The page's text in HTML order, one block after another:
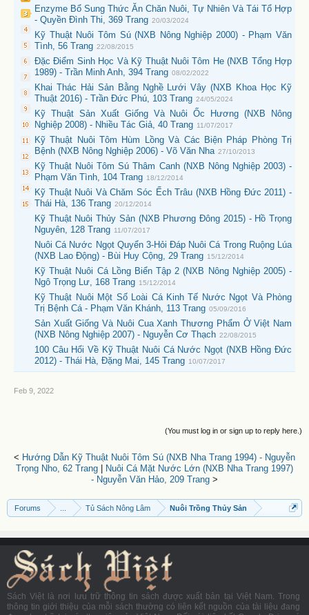
Enzyme Bổ Sung Thức Ăn Chăn Nuôi, Tự Nhiên Và Tái Tổ Hợp
- Quyền Đình Thi, 369 Trang 20/03/2024
Kỹ Thuật Nuôi Tôm Sú (NXB Nông Nghiệp 2000) - Phạm Văn
Tình, 56 Trang 22/08/2015
Đặc Điểm Sinh Học Và Kỹ Thuật Nuôi Tôm He (NXB Tổng Hợp
1989) - Trần Minh Anh, 394 Trang 08/02/2022
Khai Thác Hải Sản Bằng Nghề Lưới Vây (NXB Khoa Học Kỹ
Thuật 2016) - Trần Đức Phú, 103 Trang 24/05/2024
Kỹ Thuật Sản Xuất Giống Và Nuôi Ốc Hương (NXB Nông
Nghiệp 2008) - Nhiều Tác Giả, 40 Trang 11/07/2017
Kỹ Thuật Nuôi Tôm Hùm Lồng Và Các Biện Pháp Phòng Trị
Bệnh (NXB Nông Nghiệp 2006) - Võ Văn Nha 27/10/2013
Kỹ Thuật Nuôi Tôm Sú Thâm Canh (NXB Nông Nghiệp 2003) -
Phạm Văn Tình, 104 Trang 18/12/2014
Kỹ Thuật Nuôi Và Chăm Sóc Ếch Trâu (NXB Hồng Đức 2011) -
Thái Hà, 136 Trang 20/12/2014
Kỹ Thuật Nuôi Thủy Sản (NXB Phương Đông 2015) - Hồ Trọng
Nguyên, 128 Trang 11/07/2017
Nuôi Cá Nước Ngọt Quyển 3-Hỏi Đáp Nuôi Cá Trong Ruộng Lúa
(NXB Lao Động) - Bùi Huy Cộng, 29 Trang 15/12/2014
Kỹ Thuật Nuôi Cá Lồng Biển Tập 2 (NXB Nông Nghiệp 2005) -
Ngô Trọng Lư, 168 Trang 15/12/2014
Kỹ Thuật Nuôi Một Số Loài Cá Kinh Tế Nước Ngọt Và Phòng
Trị Bệnh Cá - Phạm Văn Khánh, 113 Trang 05/09/2016
Sản Xuất Giống Và Nuôi Cua Xanh Thương Phẩm Ở Việt Nam
(NXB Nông Nghiệp 2007) - Nguyễn Cơ Thạch 22/08/2015
100 Câu Hổi Về Kỹ Thuật Nuôi Cá Nước Ngọt (NXB Hồng Đức
2012) - Thái Hà, Đặng Mai, 145 Trang 10/07/2017
Feb 9, 2022
(You must log in or sign up to reply here.)
< Hướng Dẫn Kỹ Thuật Nuôi Tôm Sú (NXB Nha Trang 1994) - Nguyễn
Trọng Nho, 62 Trang
Nuôi Cá Mặt Nước Lớn (NXB Nha Trang 1997)
- Nguyễn Văn Hảo, 209 Trang >
Forums Tủ Sách Nông Lâm Nuôi Trồng Thủy Sản
Sách Việt là nơi lưu trữ thông tin sách được xuất bản tại Việt Nam. Trong
thông tin giới thiệu của mỗi sách thường có liên kết nguồn của tài liệu đang